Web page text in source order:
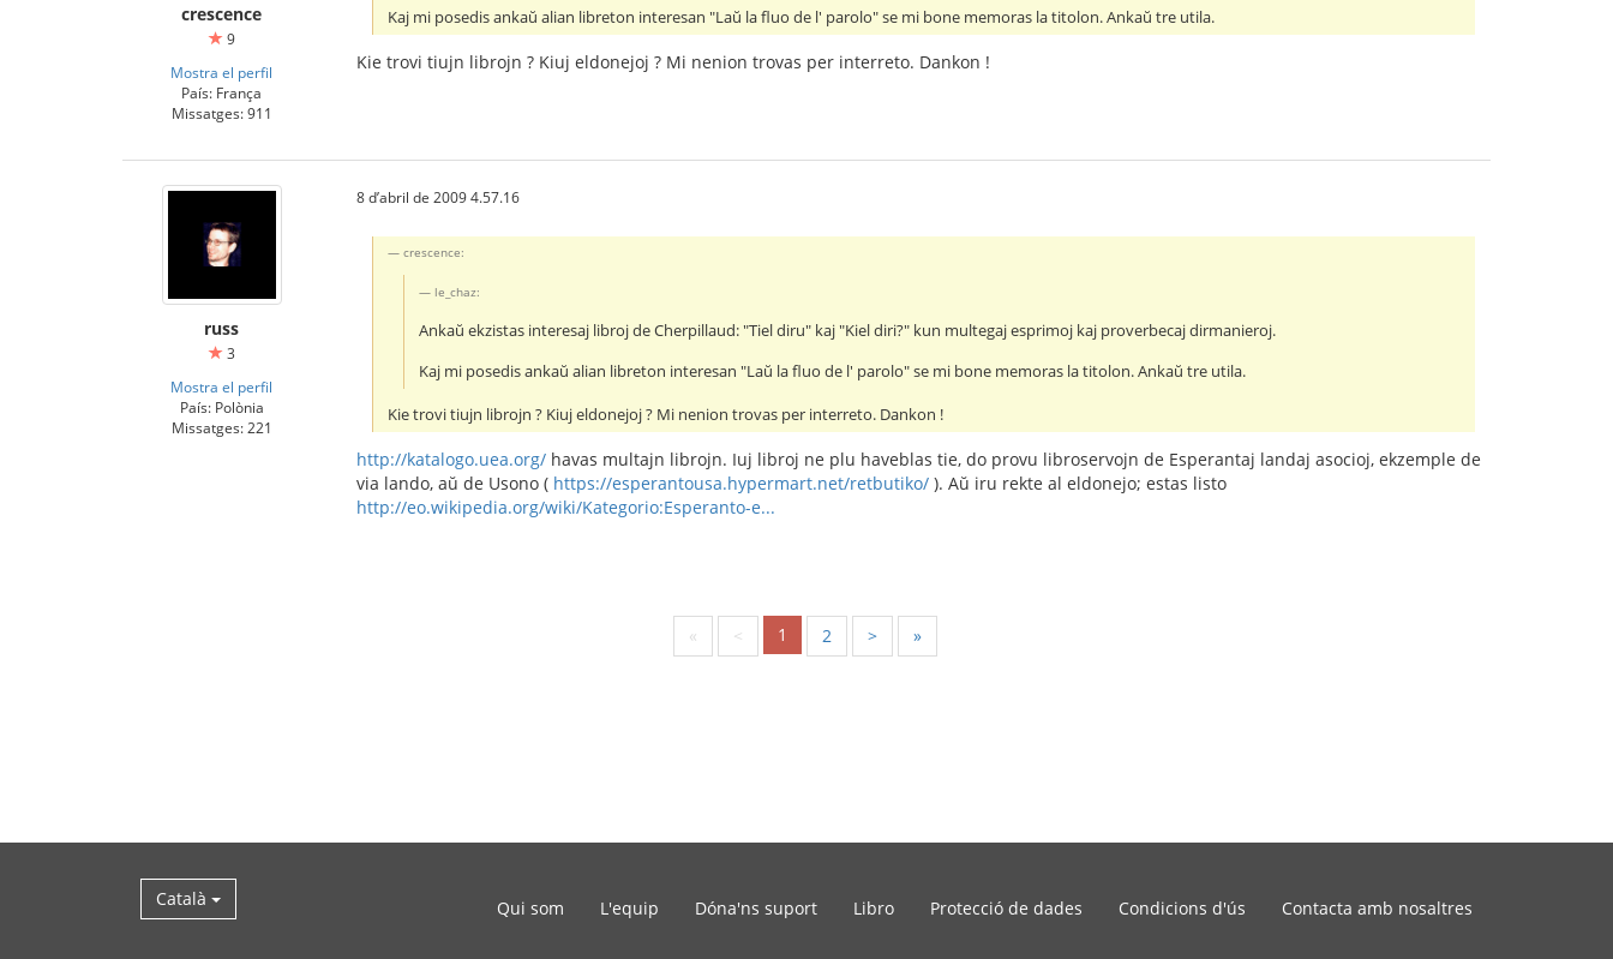
crescence
9
Mostra el perfil
País: França
Missatges: 911
Kaj mi posedis ankaŭ alian libreton interesan "Laŭ la fluo de l' parolo" se mi bone memoras la titolon. Ankaŭ tre utila.
Kie trovi tiujn librojn ? Kiuj eldonejoj ? Mi nenion trovas per interreto. Dankon !
russ
3
Mostra el perfil
País: Polònia
Missatges: 221
8 d’abril de 2009 4.57.16
crescence:
le_chaz:
Ankaŭ ekzistas interesaj libroj de Cherpillaud: "Tiel diru" kaj "Kiel diri?" kun multegaj esprimoj kaj proverbecaj dirmanieroj.
Kaj mi posedis ankaŭ alian libreton interesan "Laŭ la fluo de l' parolo" se mi bone memoras la titolon. Ankaŭ tre utila.
Kie trovi tiujn librojn ? Kiuj eldonejoj ? Mi nenion trovas per interreto. Dankon !
http://katalogo.uea.org/ havas multajn librojn. Iuj libroj ne plu haveblas tie, do provu libroservojn de Esperantaj landaj asocioj, ekzemple de
via lando, aŭ de Usono ( https://esperantousa.hypermart.net/retbutiko/ ). Aŭ iru rekte al eldonejo; estas listo
http://eo.wikipedia.org/wiki/Kategorio:Esperanto-e...
« < 1 2 > »
Català Qui som L'equip Dóna'ns suport Libro Protecció de dades Condicions d'ús Contacta amb nosaltres